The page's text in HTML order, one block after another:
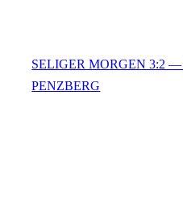
SELIGER MORGEN 3:2
PENZBERG